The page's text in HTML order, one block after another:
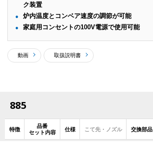
ク装置
炉内温度とコンベア速度の調節が可能
家庭用コンセントの100V電源で使用可能
動画 取扱説明書
885
特徴
品番
セット内容
仕様 こて先・ノズル 交換部品